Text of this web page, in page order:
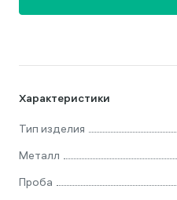
Характеристики
Тип изделия
Металл
Проба